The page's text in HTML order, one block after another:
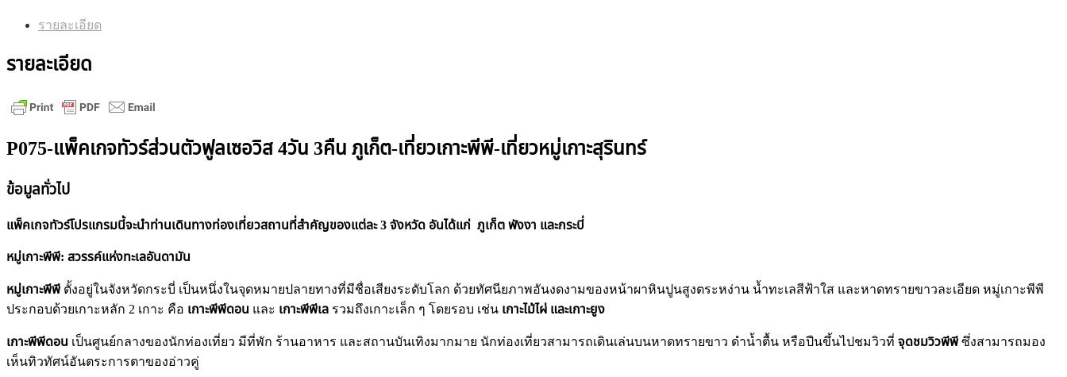
รายละเอียด
รายละเอียด
P075-แพ็คเกจทัวร์ส่วนตัวฟูลเซอวิส 4วัน 3คืน ภูเก็ต-เที่ยวเกาะพีพี-เที่ยวหมู่เกาะสุรินทร์
ข้อมูลทั่วไป
แพ็คเกจทัวร์โปรแกรมนี้จะนำท่านเดินทางท่องเที่ยวสถานที่สำคัญของแต่ละ 3 จังหวัด อันได้แก่ ภูเก็ต พังงา และกระบี่
หมู่เกาะพีพี: สวรรค์แห่งทะเลอันดามัน
หมู่เกาะพีพี ตั้งอยู่ในจังหวัดกระบี่ เป็นหนึ่งในจุดหมายปลายทางที่มีชื่อเสียงระดับโลก ด้วยทัศนียภาพอันงดงามของหน้าผาหินปูนสูงตระหง่าน น้ำทะเลสีฟ้าใส และหาดทรายขาวละเอียด หมู่เกาะพีพี
ประกอบด้วยเกาะหลัก 2 เกาะ คือ เกาะพีพีดอน และ เกาะพีพีเล รวมถึงเกาะเล็ก ๆ โดยรอบ เช่น เกาะไม้ไผ่ และเกาะยูง
เกาะพีพีดอน เป็นศูนย์กลางของนักท่องเที่ยว มีที่พัก ร้านอาหาร และสถานบันเทิงมากมาย นักท่องเที่ยวสามารถเดินเล่นบนหาดทรายขาว ดำน้ำตื้น หรือปีนขึ้นไปชมวิวที่ จุดชมวิวพีพี ซึ่งสามารถมอง
เห็นทิวทัศน์อันตระการตาของอ่าวคู่